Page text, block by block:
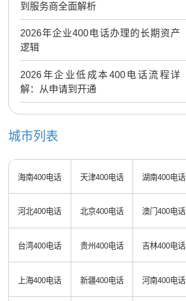
到服务商全面解析
2026年企业400电话办理的长期资产
逻辑
2026年企业低成本400电话流程详
解：从申请到开通
城市列表
海南400电话 天津400电话 湖南400电话
河北400电话 北京400电话 澳门400电话
台湾400电话 贵州400电话 吉林400电话
上海400电话 新疆400电话 河南400电话